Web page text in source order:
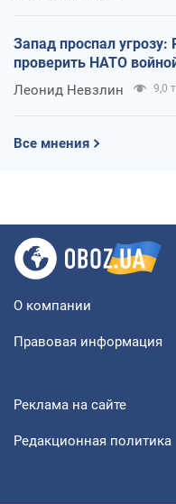
Запад проспал
проверить НАТО
Леонид Невзлин 9,0
Все мнения
О компании
Правовая информация
Реклама на сайте
Редакционная политика